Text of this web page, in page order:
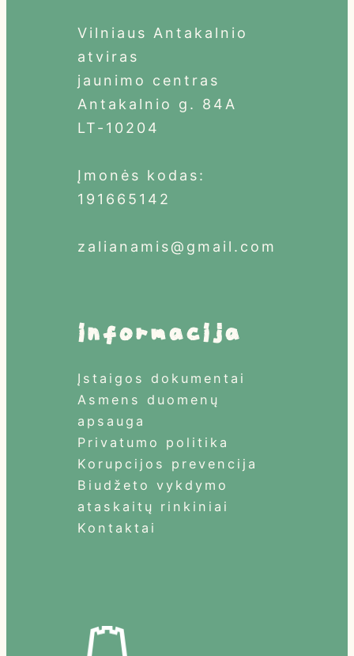
Vilniaus Antakalnio
atviras
jaunimo centras
Antakalnio g. 84A
LT-10204
Įmonės kodas:
191665142
zalianamis@gmail.com
informacija
Įstaigos dokumentai
Asmens duomenų
apsauga
Privatumo politika
Korupcijos prevencija
Biudžeto vykdymo
ataskaitų rinkiniai
Kontaktai